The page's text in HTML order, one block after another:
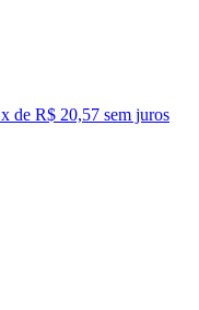
x de R$ 20,57 sem juros